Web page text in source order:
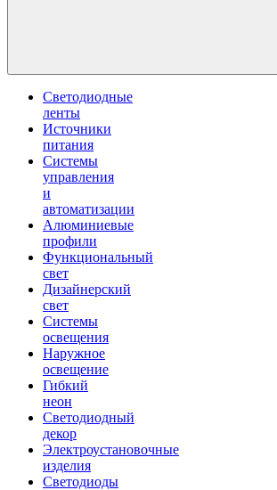
Светодиодные
ленты
Источники
питания
Системы
управления
и
автоматизации
Алюминиевые
профили
Функциональный
свет
Дизайнерский
свет
Системы
освещения
Наружное
освещение
Гибкий
неон
Светодиодный
декор
Электроустановочные
изделия
Светодиоды